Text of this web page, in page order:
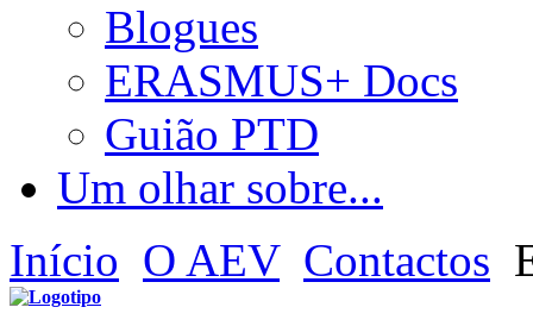
Blogues
ERASMUS+ Docs
Guião PTD
Um olhar sobre...
Início O AEV Contactos